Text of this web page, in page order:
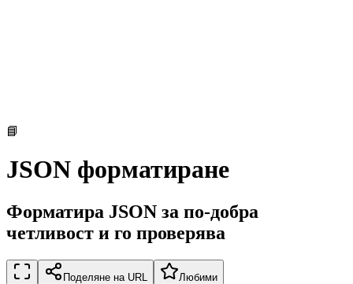
📘
JSON форматиране
Форматира JSON за по-добра
четливост и го проверява
Поделяне на URL Любими